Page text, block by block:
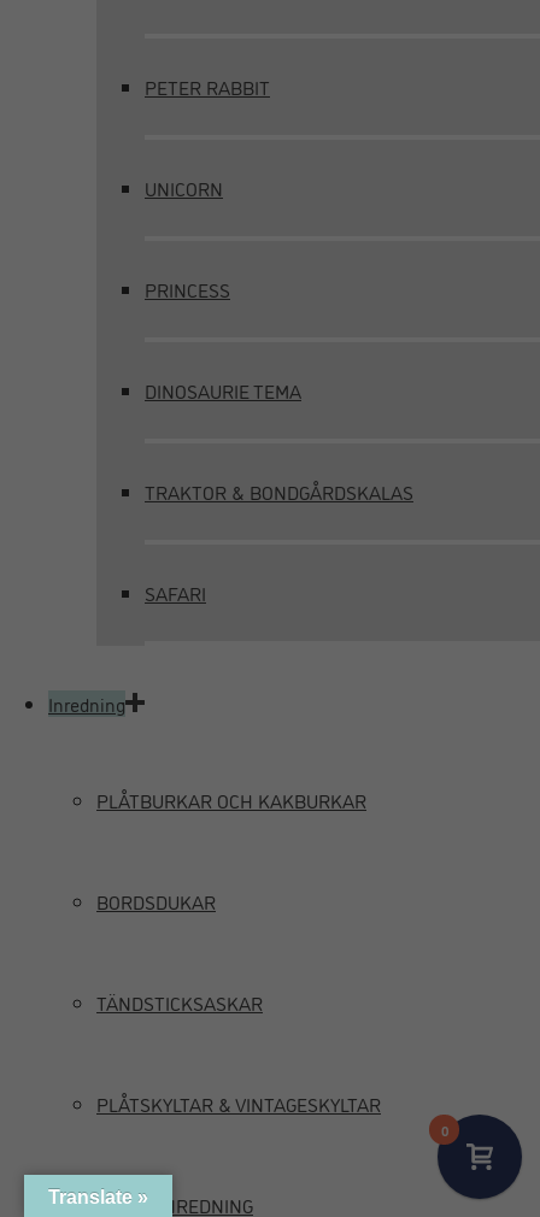
PETER RABBIT
UNICORN
PRINCESS
DINOSAURIE TEMA
TRAKTOR & BONDGÅRDSKALAS
SAFARI
Inredning
PLÅTBURKAR OCH KAKBURKAR
BORDSDUKAR
TÄNDSTICKSASKAR
PLÅTSKYLTAR & VINTAGESKYLTAR
MARIN INREDNING
0
Translate »